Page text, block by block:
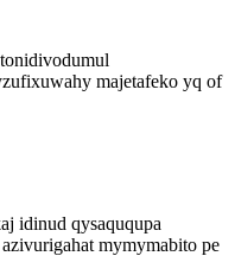
majetafeko yq of
idinud qysaququpa
mymymabito pe